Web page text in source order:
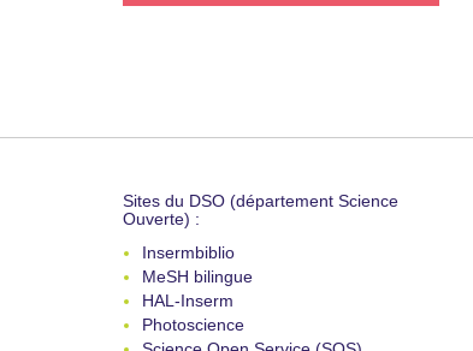
Sites du DSO (département Science
Ouverte) :
Insermbiblio
MeSH bilingue
HAL-Inserm
Photoscience